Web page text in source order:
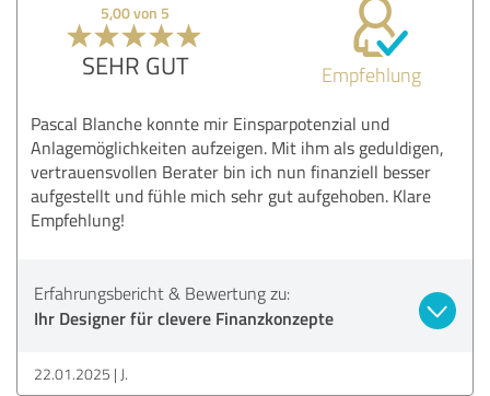
5,00 von 5
SEHR GUT Empfehlung
Pascal Blanche konnte mir Einsparpotenzial und
Anlagemöglichkeiten aufzeigen. Mit ihm als geduldigen,
vertrauensvollen Berater bin ich nun finanziell besser
aufgestellt und fühle mich sehr gut aufgehoben. Klare
Empfehlung!
Erfahrungsbericht & Bewertung zu:
Ihr Designer für clevere Finanzkonzepte
22.01.2025 J.